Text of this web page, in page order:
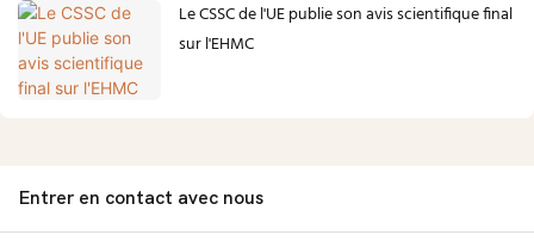
Le CSSC de l'UE publie son avis scientifique final
sur l'EHMC
Entrer en contact avec nous